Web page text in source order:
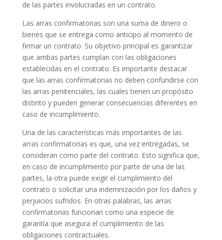
de las partes involucradas en un contrato.
Las arras confirmatorias son una suma de dinero o
bienes que se entrega como anticipo al momento de
firmar un contrato. Su objetivo principal es garantizar
que ambas partes cumplan con las obligaciones
establecidas en el contrato. Es importante destacar
que las arras confirmatorias no deben confundirse con
las arras penitenciales, las cuales tienen un propósito
distinto y pueden generar consecuencias diferentes en
caso de incumplimiento.
Una de las características más importantes de las
arras confirmatorias es que, una vez entregadas, se
consideran como parte del contrato. Esto significa que,
en caso de incumplimiento por parte de una de las
partes, la otra puede exigir el cumplimiento del
contrato o solicitar una indemnización por los daños y
perjuicios sufridos. En otras palabras, las arras
confirmatorias funcionan como una especie de
garantía que asegura el cumplimiento de las
obligaciones contractuales.